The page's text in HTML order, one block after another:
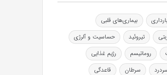
بارداری
بیماری‌های قلبی
تیروئید
حساسیت و آلرژی
روماتیسم
رژیم غذایی
سرطان
قاعدگی